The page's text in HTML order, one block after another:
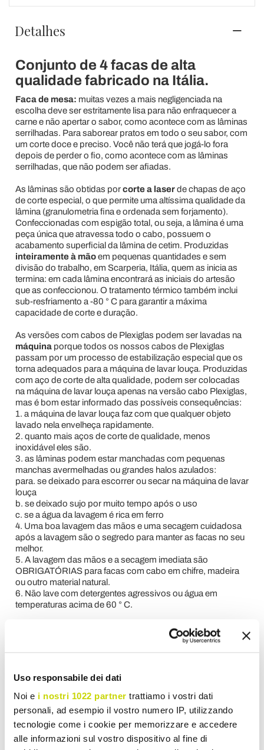
Uso responsabile dei dati
Noi e i nostri 1022 partner trattiamo i vostri dati
personali, ad esempio il vostro numero IP, utilizzando
tecnologie come i cookie per memorizzare e accedere
alle informazioni sul vostro dispositivo al fine di
Detalhes
Conjunto de 4 facas de alta
qualidade fabricado na Itália.
Faca de mesa: muitas vezes a mais negligenciada na
escolha deve ser estritamente lisa para não enfraquecer a
carne e não apertar o sabor, como acontece com as lâminas
serrilhadas. Para saborear pratos em todo o seu sabor, com
um corte doce e preciso. Você não terá que jogá-lo fora
depois de perder o fio, como acontece com as lâminas
serrilhadas, que não podem ser afiadas.
As lâminas são obtidas porcorte a laserde chapas de aço
de corte especial, o que permite uma altíssima qualidade da
lâmina (granulometria fina e ordenada sem forjamento).
Confeccionadas com espigão total, ou seja, a lâmina é uma
peça única que atravessa todo o cabo, possuem o
acabamento superficial da lâmina de cetim. Produzidas
inteiramente à mãoem pequenas quantidades e sem
divisão do trabalho, em Scarperia, Itália, quem as inicia as
termina: em cada lâmina encontrará as iniciais do artesão
que as confeccionou. O tratamento térmico também inclui
sub-resfriamento a -80 ° C para garantir a máxima
capacidade de corte e duração.
As versões com cabos de Plexiglas podem ser lavadas na
máquinaporque todos os nossos cabos de Plexiglas
passam por um processo de estabilização especial que os
torna adequados para a máquina de lavar louça. Produzidas
com aço de corte de alta qualidade, podem ser colocadas
na máquina de lavar louça apenas na versão cabo Plexiglas,
mas é bom estar informado das possíveis consequências:
1. a máquina de lavar louça faz com que qualquer objeto
lavado nela envelheça rapidamente.
2. quanto mais aços de corte de qualidade, menos
inoxidável eles são.
3. as lâminas podem estar manchadas com pequenas
manchas avermelhadas ou grandes halos azulados:
para. se deixado para escorrer ou secar na máquina de lavar
louça
b. se deixado sujo por muito tempo após o uso
c. se a água da lavagem é rica em ferro
4. Uma boa lavagem das mãos e uma secagem cuidadosa
após a lavagem são o segredo para manter as facas no seu
melhor.
5. A lavagem das mãos e a secagem imediata são
OBRIGATÓRIAS para facas com cabo em chifre, madeira
ou outro material natural.
6. Não lave com detergentes agressivos ou água em
temperaturas acima de 60 ° C.
Pedido de informação
Rever